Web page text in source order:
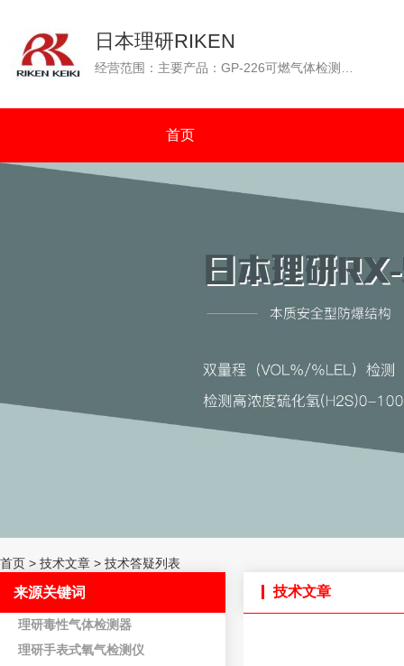
日本理研RIKEN
首页
首页 > 技术文章 > 技术答疑列表
来源关键词
理研毒性气体检测器
理研手表式氧气检测仪
技术文章